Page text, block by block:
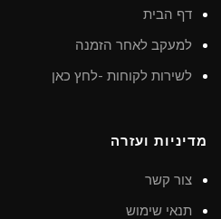
דף הבית
למעקב לאחר הזמנה
לשירות לקוחות -לחץ כאן
מדיניות ועזרה
צור קשר
תנאי שימוש